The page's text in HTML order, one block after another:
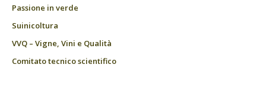
Passione in verde
Suinicoltura
VVQ – Vigne, Vini e Qualità
Comitato tecnico scientifico